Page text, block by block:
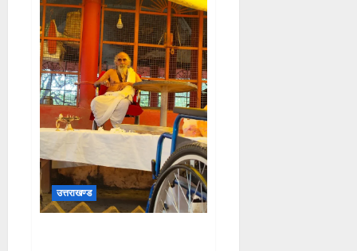
ही
नहीं,
गुरु
सिखाता
जीवन
ज्ञान”:
मुकुल
चौहान
उत्तराखण्ड